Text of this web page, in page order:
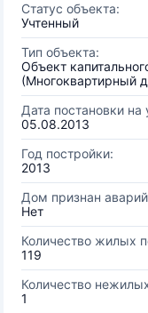
Статус объекта:
Учтенный
Тип объекта:
Объект
(Многоквартирный
Дата постановки на
05.08.2013
Год постройки:
2013
Дом признан
Нет
Количество жилых
119
Количество
1